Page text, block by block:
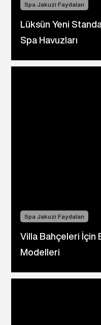
Lüksün Yeni
Spa Havuzları
Spa Jakuzi Faydaları
Villa Bahçeleri İçin
Modelleri
Spa Jakuzi Faydaları